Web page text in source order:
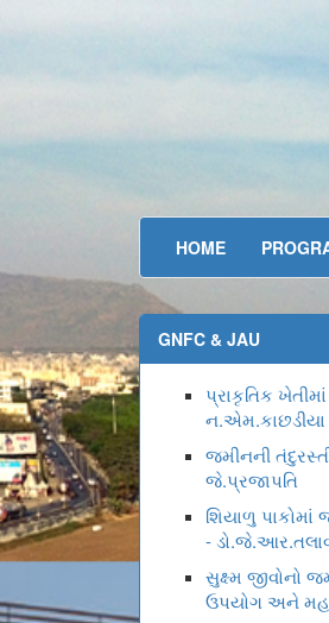
HOME
GNFC & JAU
પ્રાકૃતિક
ન.એમ.કાછડીયા
જમીનની
જે.પ્રજાપતિ
શિયાળુ
-
સુક્ષ્મ જીવોનો
ઉપયોગ અને